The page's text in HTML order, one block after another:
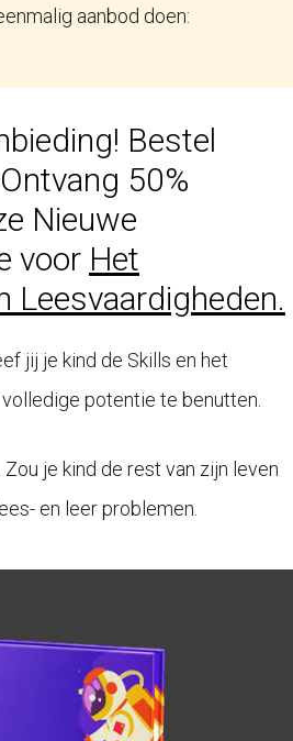
aanbod doen:
Bestel
50%
Nieuwe
voor Het
Leesvaardigheden.
jij je kind de Skills en het
potentie te benutten.
Zou je kind de rest van zijn leven
en leer problemen.